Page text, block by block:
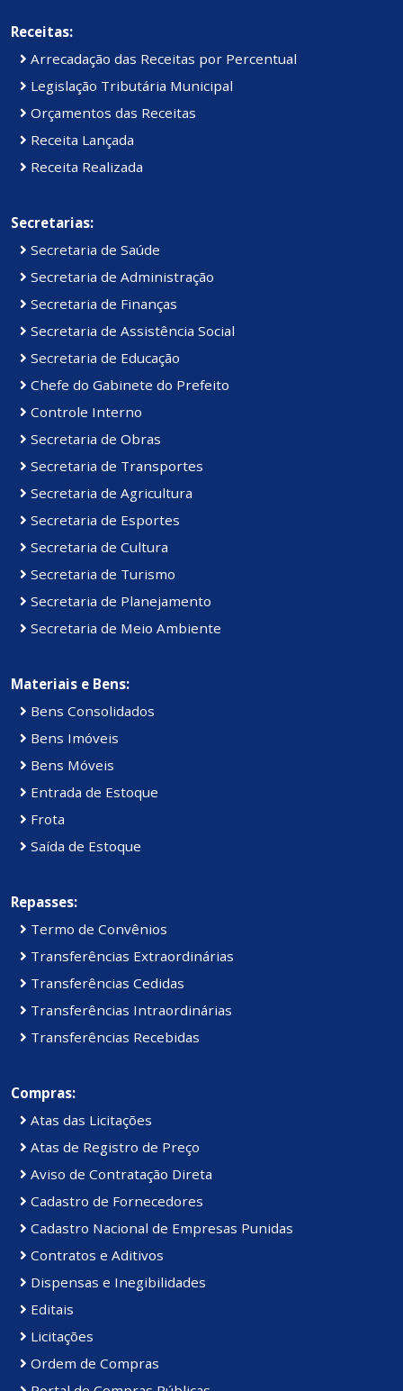
Receitas:
Arrecadação das Receitas por Percentual
Legislação Tributária Municipal
Orçamentos das Receitas
Receita Lançada
Receita Realizada
Secretarias:
Secretaria de Saúde
Secretaria de Administração
Secretaria de Finanças
Secretaria de Assistência Social
Secretaria de Educação
Chefe do Gabinete do Prefeito
Controle Interno
Secretaria de Obras
Secretaria de Transportes
Secretaria de Agricultura
Secretaria de Esportes
Secretaria de Cultura
Secretaria de Turismo
Secretaria de Planejamento
Secretaria de Meio Ambiente
Materiais e Bens:
Bens Consolidados
Bens Imóveis
Bens Móveis
Entrada de Estoque
Frota
Saída de Estoque
Repasses:
Termo de Convênios
Transferências Extraordinárias
Transferências Cedidas
Transferências Intraordinárias
Transferências Recebidas
Compras:
Atas das Licitações
Atas de Registro de Preço
Aviso de Contratação Direta
Cadastro de Fornecedores
Cadastro Nacional de Empresas Punidas
Contratos e Aditivos
Dispensas e Inegibilidades
Editais
Licitações
Ordem de Compras